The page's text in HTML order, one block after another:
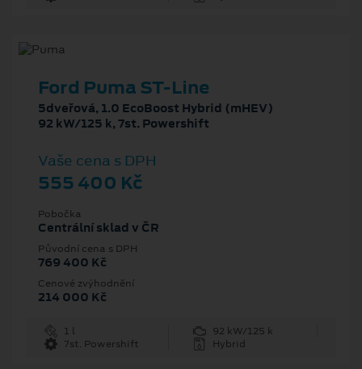
Ford Puma ST-Line
5dveřová, 1.0 EcoBoost Hybrid (mHEV)
92 kW/125 k, 7st. Powershift
Vaše cena s DPH
555 400 Kč
Pobočka
Centrální sklad v ČR
Původní cena s DPH
769 400 Kč
Cenové zvýhodnění
214 000 Kč
1 l
92 kW/125 k
7st. Powershift
Hybrid